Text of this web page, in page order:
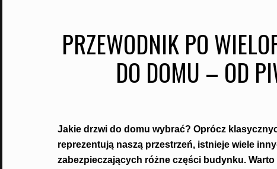
PRZEWODNIK PO
DO DOMU – OD
Jakie drzwi do domu wybrać? Oprócz
reprezentują naszą przestrzeń, istnieje wiele
zabezpieczających różne części budynku.